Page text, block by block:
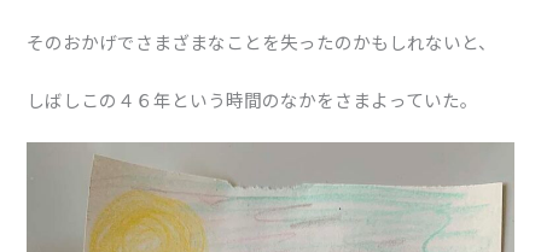
そのおかげでさまざまなことを失ったのかもしれないと、
しばしこの４６年という時間のなかをさまよっていた。